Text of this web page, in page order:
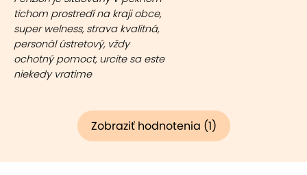
tichom prostredí na kraji obce,
super welness, strava kvalitná,
personál ústretový, vždy
ochotný pomoct, urcite sa este
niekedy vratime
Zobraziť hodnotenia (1)